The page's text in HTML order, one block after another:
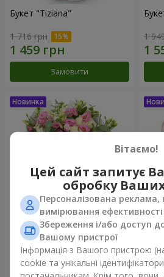
Букет "Tiziana"
1 716 грн
Замовити
1
Букет "Tatyana"
3 999 грн 3
Вітаємо!
Цей сайт запитує
обробку
Персоналізована реклама,
вимірювання ефективності
Збереження і/або доступ
Вашому пристрої
Інформація з Вашого пристрою
cookie та унікальні